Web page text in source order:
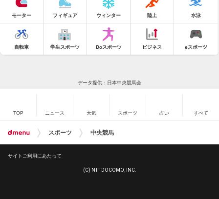
モーター フィギュア ウィンター 陸上 水泳
自転車 学生スポーツ Doスポーツ ビジネス eスポーツ
データ提供：日本中央競馬会
TOP ニュース 天気 スポーツ 占い すべて
スポーツ 中央競馬
サイトご利用にあたって
(C) NTT DOCOMO, INC.